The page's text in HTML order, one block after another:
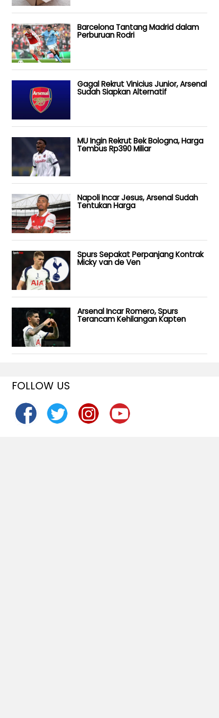
Barcelona Tantang Madrid dalam
Perburuan Rodri
Gagal Rekrut Vinicius Junior, Arsenal
Sudah Siapkan Alternatif
MU Ingin Rekrut Bek Bologna, Harga
Tembus Rp390 Miliar
Napoli Incar Jesus, Arsenal Sudah
Tentukan Harga
Spurs Sepakat Perpanjang Kontrak
Micky van de Ven
Arsenal Incar Romero, Spurs
Terancam Kehilangan Kapten
FOLLOW US